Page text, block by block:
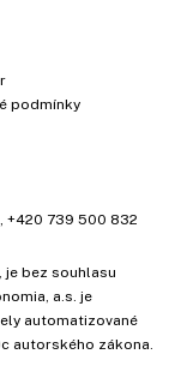
podmínky
+420 739 500 832
je bez souhlasu
a.s. je
automatizované
autorského zákona.